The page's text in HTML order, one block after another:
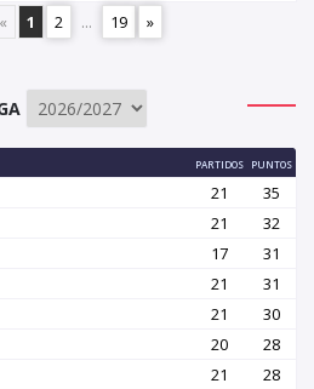
«
1 2 ... 19 »
PARTIDOS PUNTOS
21
35
21
32
17
31
21
31
21
30
20
28
21
28